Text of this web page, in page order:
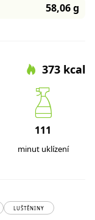
58,06 g
373 kcal
111
minut uklízení
LUŠTĚNINY